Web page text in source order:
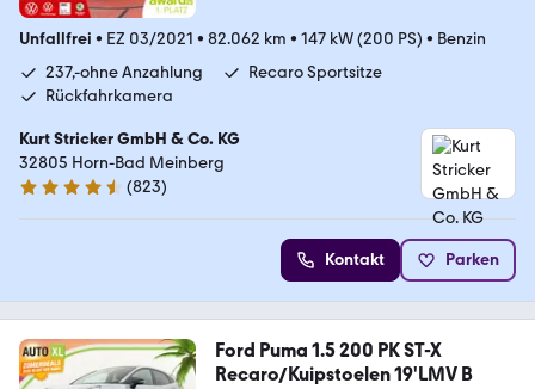
Unfallfrei • EZ 03/2021 • 82.062 km • 147 kW (200 PS) • Benzin
237,-ohne Anzahlung
Recaro Sportsitze
Rückfahrkamera
Kurt Stricker GmbH & Co. KG
32805 Horn-Bad Meinberg
4.7 Sterne
(823)
Kontakt Parken
Ford Puma 1.5 200 PK ST-X
Recaro/Kuipstoelen 19'LMV B